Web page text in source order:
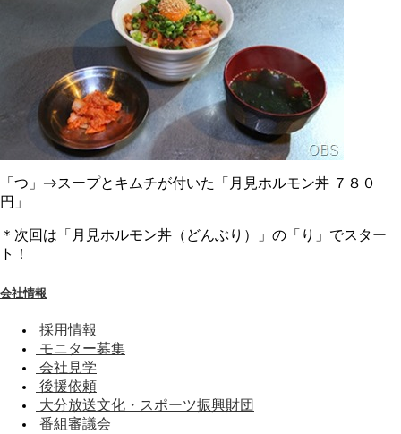
「つ」→スープとキムチが付いた「月見ホルモン丼 ７８０
円」
＊次回は「月見ホルモン丼（どんぶり）」の「り」でスター
ト！
会社情報
採用情報
モニター募集
会社見学
後援依頼
大分放送文化・スポーツ振興財団
番組審議会